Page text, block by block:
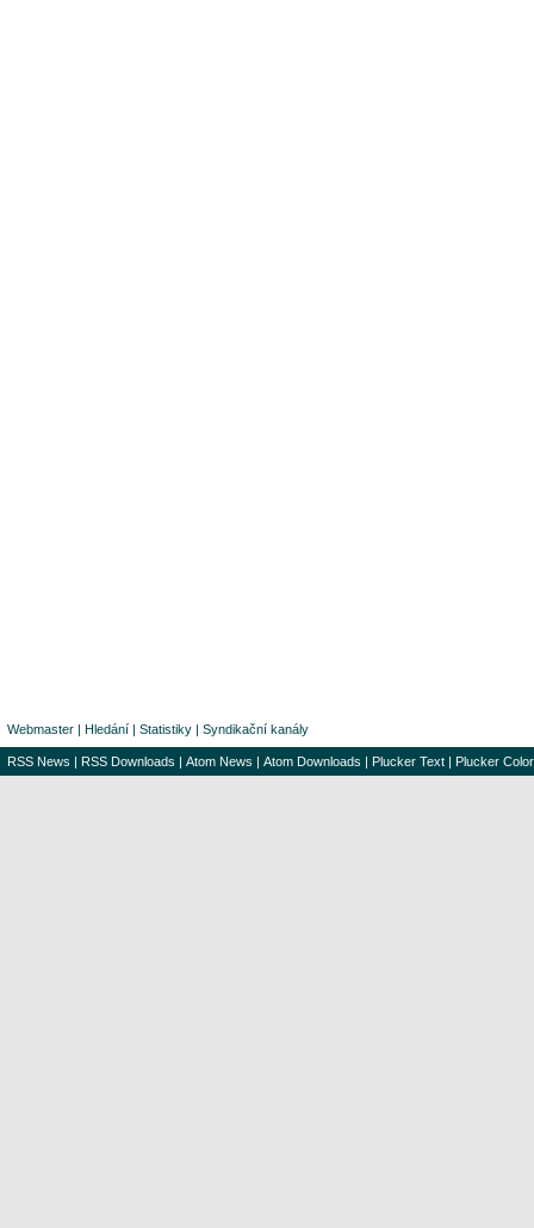
Webmaster | Hledání | Statistiky | Syndikační kanály
RSS News | RSS Downloads | Atom News | Atom Downloads | Plucker Text | Plucker Color